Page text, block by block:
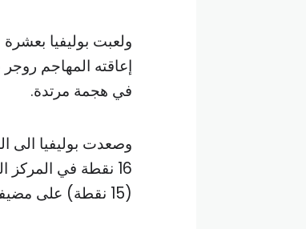
إعاقته المهاجم
في هجمة مرتدة.
16 نقطة في المركز
(15 نقطة) على مضيفتها البيرو الأخيرة (3 نقاط) الجمعة.